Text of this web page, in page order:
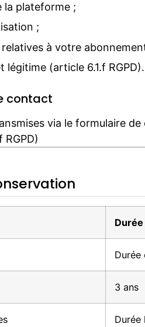
la plateforme ;
;
à votre
légitime (article 6.1.f RGPD).
contact
via le formulaire
RGPD)
Durée
Durée
3 ans
Durée